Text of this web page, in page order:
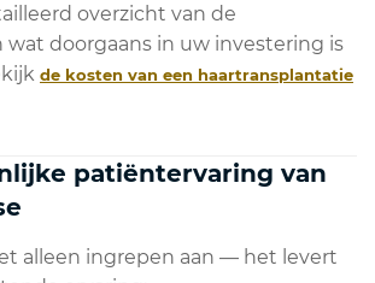
overzicht van de
wat doorgaans in uw investering is
de kosten van een haartransplantatie
patiëntervaring van
alleen ingrepen aan — het levert